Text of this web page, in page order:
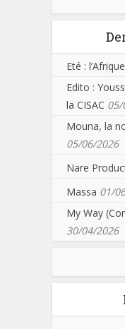
Eté :
Edito :
la CISAC 05/
Mouna, la
05/06/2026
Nare
Massa 01/
My Way
30/04/2026